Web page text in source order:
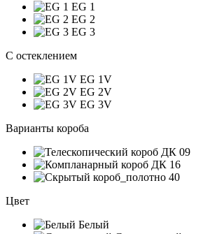
EG 1
EG 2
EG 3
C остеклением
EG 1V
EG 2V
EG 3V
Варианты короба
Цвет
Белый